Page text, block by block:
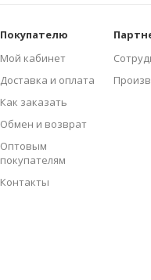
Покупателю
Мой кабинет
Доставка и оплата
Как заказать
Обмен и возврат
Оптовым
покупателям
Контакты